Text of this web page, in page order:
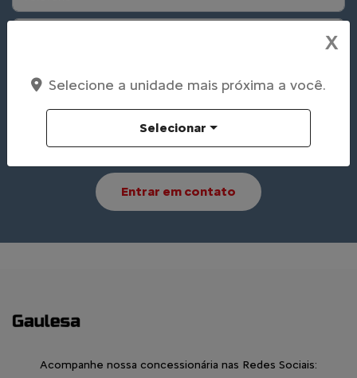
Whatsapp Telefone Email
Política de Privacidade
receber comunicações da concessionária.
Entrar em contato
Acompanhe nossa concessionária nas Redes Sociais:
X
Selecione a unidade mais próxima a você.
Selecionar